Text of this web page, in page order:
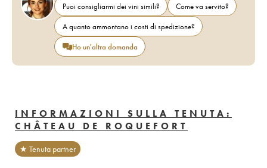
Puoi consigliarmi dei vini simili?
Come va servito?
A quanto ammontano i costi di spedizione?
Ho un'altra domanda
INFORMAZIONI SULLA TENUTA:
CHÂTEAU DE ROQUEFORT
★ Tenuta partner